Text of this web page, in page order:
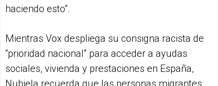
haciendo esto”.
Mientras Vox despliega su consigna racista de
“prioridad nacional” para acceder a ayudas
sociales, vivienda y prestaciones en España,
Nubiela recuerda que las personas migrantes